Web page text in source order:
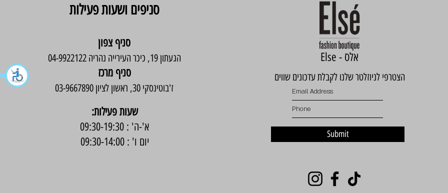
סניפים ושעות פעילות
סניף צפון
הגעתון 19, כיכר העירייה נהריה 04-9922122
סניף מרכז
ז'בוטינסקי 30, ראשון לציון 03-9667890
:שעות פעילות
א'-ה' : 09:30-19:30
יום ו' : 09:30-14:00
Else - אלס
הצטרפי לניוזלטר שלנו לקבלת עדכונים שווים
Submit